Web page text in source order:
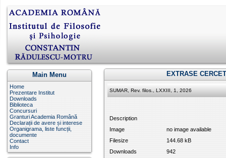
Main Menu
Home
Prezentare Institut
Downloads
Biblioteca
Concursuri
Granturi Academia Română
Declarații de avere și interese
Organigrama, liste funcții,
documente
Contact
Info
EXTRASE
SUMAR, Rev. filos., LXXIII, 1, 2026
Description
Image
no image available
Filesize
144.68 kB
Downloads
942